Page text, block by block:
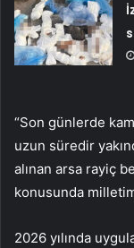
“Son günlerde
uzun süredir
alınan arsa rayiç
konusunda
2026 yılında